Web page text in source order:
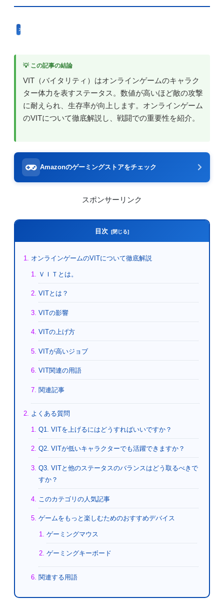
オンラインゲームのプレイに関する用語
💡 この記事の結論
VIT（バイタリティ）はオンラインゲームのキャラク
ター体力を表すステータス。数値が高いほど敵の攻撃
に耐えられ、生存率が向上します。オンラインゲーム
のVITについて徹底解説し、戦闘での重要性を紹介。
Amazonのゲーミングストアをチェック
スポンサーリンク
目次
オンラインゲームのVITについて徹底解説
ＶＩＴとは。
VITとは？
VITの影響
VITの上げ方
VITが高いジョブ
VIT関連の用語
関連記事
よくある質問
Q1. VITを上げるにはどうすればいいですか？
Q2. VITが低いキャラクターでも活躍できますか？
Q3. VITと他のステータスのバランスはどう取るべきで
すか？
このカテゴリの人気記事
ゲームをもっと楽しむためのおすすめデバイス
ゲーミングマウス
ゲーミングキーボード
関連する用語